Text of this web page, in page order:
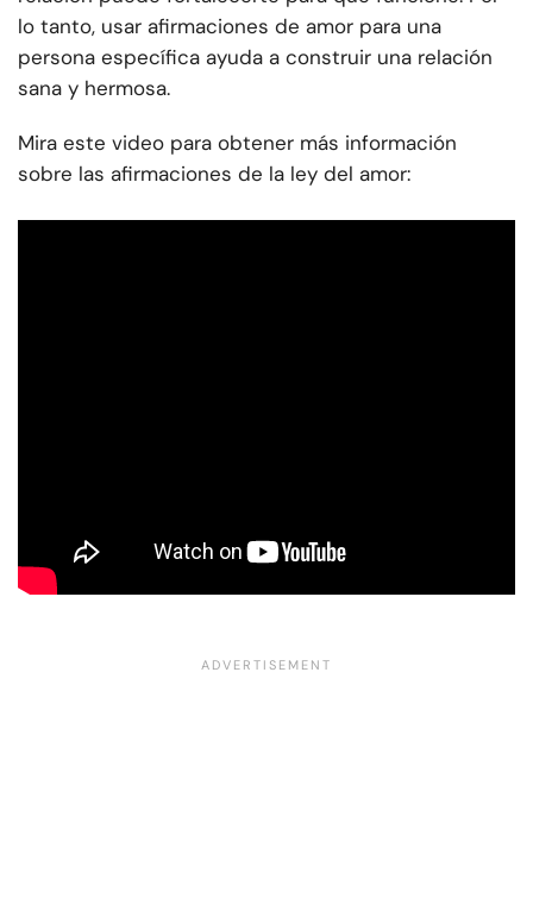
lo tanto, usar afirmaciones de amor para una
persona específica ayuda a construir una relación
sana y hermosa.
Mira este video para obtener más información
sobre las afirmaciones de la ley del amor: